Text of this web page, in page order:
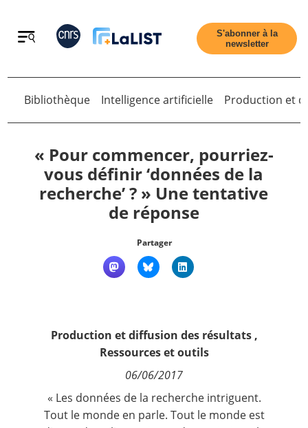
Retour
Accueil
Qui sommes nous ?
S'abonner à la
newsletter
Retour
Bibliothèque Intelligence artificielle Production et
« Pour commencer, pourriez-
vous définir ‘données de la
recherche’ ? » Une tentative
de réponse
Partager
Production et diffusion des résultats,
Ressources et outils
06/06/2017
« Les données de la recherche intriguent.
Tout le monde en parle. Tout le monde est